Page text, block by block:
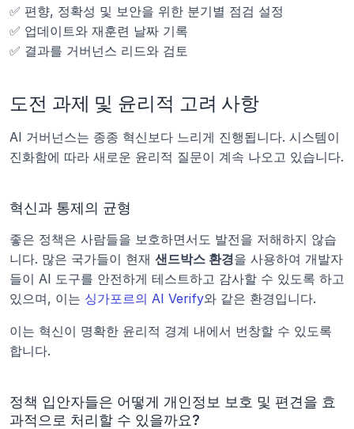
✅ 편향, 정확성 및 보안을 위한 분기별 점검 설정
✅ 업데이트와 재훈련 날짜 기록
✅ 결과를 거버넌스 리드와 검토
도전 과제 및 윤리적 고려 사항
AI 거버넌스는 종종 혁신보다 느리게 진행됩니다. 시스템이
진화함에 따라 새로운 윤리적 질문이 계속 나오고 있습니다.
혁신과 통제의 균형
좋은 정책은 사람들을 보호하면서도 발전을 저해하지 않습
니다. 많은 국가들이 현재 샌드박스 환경을 사용하여 개발자
들이 AI 도구를 안전하게 테스트하고 감사할 수 있도록 하고
있으며, 이는 싱가포르의 AI Verify와 같은 환경입니다.
이는 혁신이 명확한 윤리적 경계 내에서 번창할 수 있도록
합니다.
정책 입안자들은 어떻게 개인정보 보호 및 편견을 효
과적으로 처리할 수 있을까요?